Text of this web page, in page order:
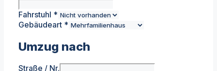
Fahrstuhl *
Gebäudeart *
Umzug nach
Straße / Nr.